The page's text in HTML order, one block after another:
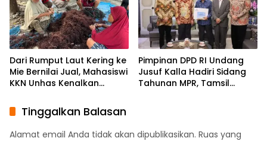
Dari Rumput Laut Kering ke
Mie Bernilai Jual, Mahasiswi
KKN Unhas Kenalkan
kepada Petani Desa
Baruga
Pimpinan DPD RI Undang
Jusuf Kalla Hadiri Sidang
Tahunan MPR, Tamsil
Tinggalkan Balasan
Alamat email Anda tidak akan dipublikasikan. Ruas yang